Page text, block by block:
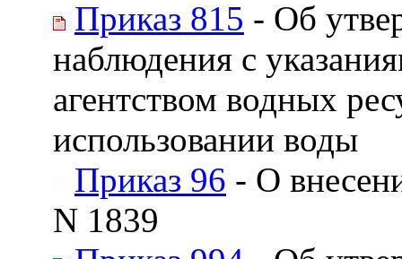
Приказ 815 - Об
наблюдения с
агентством водных
использовании воды
Приказ 96 - О
N 1839